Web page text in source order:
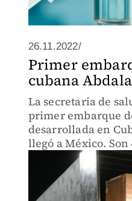
26.11.2022/
Primer
cubana
La secretaria de
primer embarque
desarrollada en
llegó a México.
500 dosis
personas adultas.